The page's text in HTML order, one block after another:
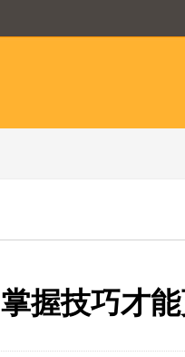
掌握技巧才